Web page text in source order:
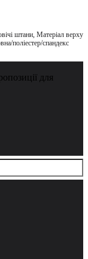
штани, Матеріал верху
поліестер/спандекс
для